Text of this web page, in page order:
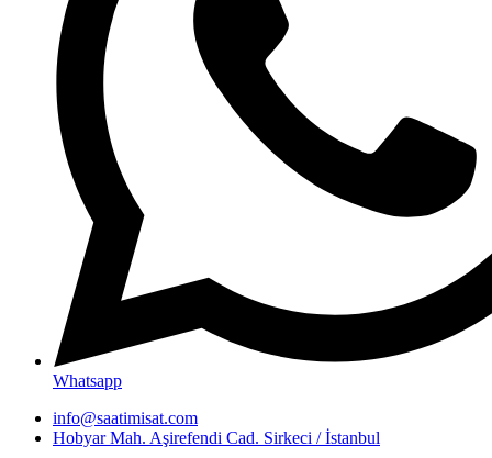
Whatsapp
info@saatimisat.com
Hobyar Mah. Aşirefendi Cad. Sirkeci / İstanbul